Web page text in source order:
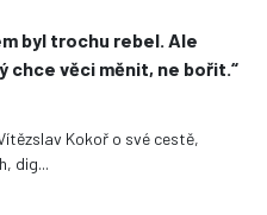
byl trochu rebel. Ale
chce věci měnit, ne bořit.“
Kokoř o své cestě,
dig...